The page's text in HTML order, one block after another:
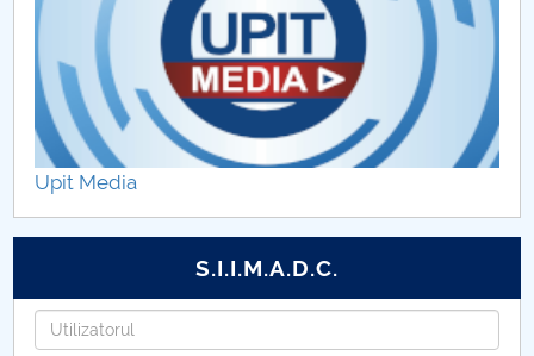
Evaluare finală
Sesiunea de comunicări științifice
Componența dosarului de înscriere la Nivelul I
Regimul studiilor și contractul de studii
Program cu studenți DPPD
Upit Media
S.I.I.M.A.D.C.
Username